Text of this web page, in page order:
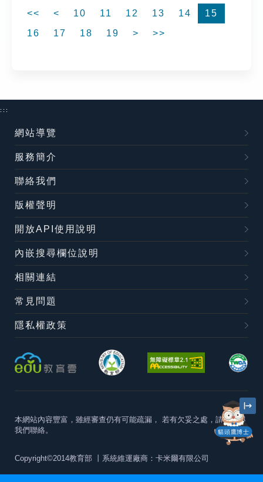
<< < 10 11 12 13 14
15
16
17 18 19 > >>
貓頭鷹博士
:::
網站導覽
服務簡介
聯絡我們
版權聲明
開放API使用說明
內嵌搜尋欄位說明
相關連結
常見問題
隱私權政策
本網站內容豐富，雖經審查仍有可能疏漏， 若有欠妥之處，請隨時與
我們聯絡。
Copyright©2014教育部 丨系統維運廠商：卡米爾有限公司